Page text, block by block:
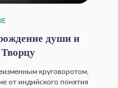
души и
круговоротом,
от индийского понятия